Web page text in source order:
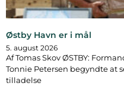
Østby Havn er i mål
5. august 2026
Af Tomas Skov ØSTBY:
Tonnie Petersen begyndte at
tilladelse